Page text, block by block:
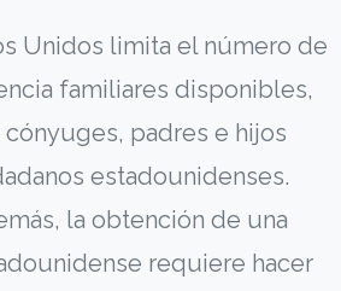
Unidos limita el número de
familiares disponibles,
padres e hijos
estadounidenses.
la obtención de una
requiere hacer